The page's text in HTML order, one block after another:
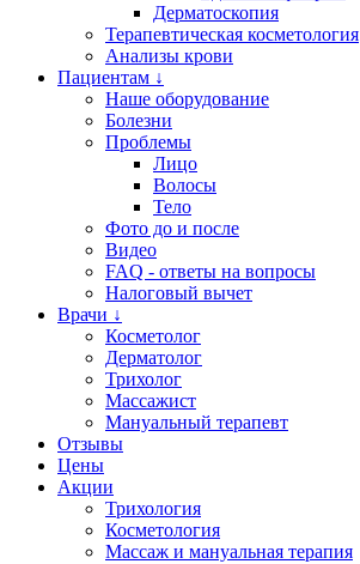
Дерматоскопия
Терапевтическая косметология
Анализы крови
Пациентам ↓
Наше оборудование
Болезни
Проблемы
Лицо
Волосы
Тело
Фото до и после
Видео
FAQ - ответы на вопросы
Налоговый вычет
Врачи ↓
Косметолог
Дерматолог
Трихолог
Массажист
Мануальный терапевт
Отзывы
Цены
Акции
Трихология
Косметология
Массаж и мануальная терапия